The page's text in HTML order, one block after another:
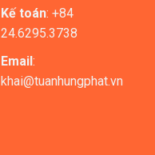
Kế toán: +84
24.6295.3738
Email:
khai@tuanhungphat.vn